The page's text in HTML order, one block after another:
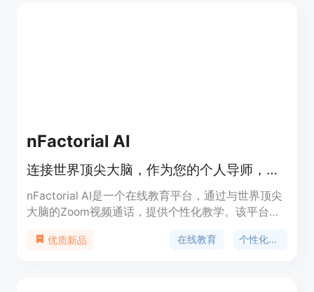
nFactorial AI
连接世界顶尖大脑，作为您的个人导师，通过Zoom进行视频通话。
nFactorial AI是一个在线教育平台，通过与世界顶尖
大脑的Zoom视频通话，提供个性化教学。该平台提
进行即时交流，定制课程内容，提升学习效率。
优质新品 在线教育 个性化学习